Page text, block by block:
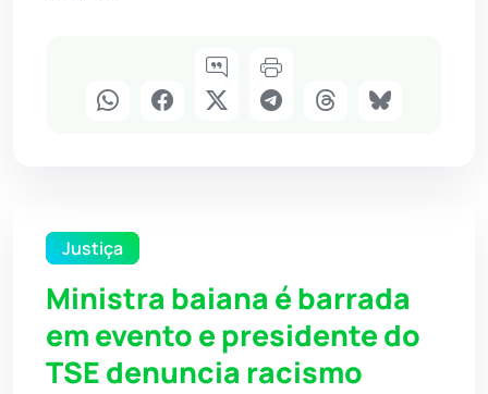
Justiça
Ministra baiana é barrada
em evento e presidente do
TSE denuncia racismo